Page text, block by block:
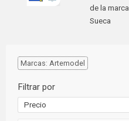
de la marca
Sueca
Marcas: Artemodel
Filtrar por
Precio